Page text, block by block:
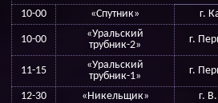
10-00
«Спутник» г.
10-00
«Уральский
трубник-2»
г.
11-15
«Уральский
трубник-1»
г.
12-30 «Никельщик» г.